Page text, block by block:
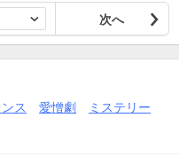
次へ
ス 愛憎劇
ミステリー